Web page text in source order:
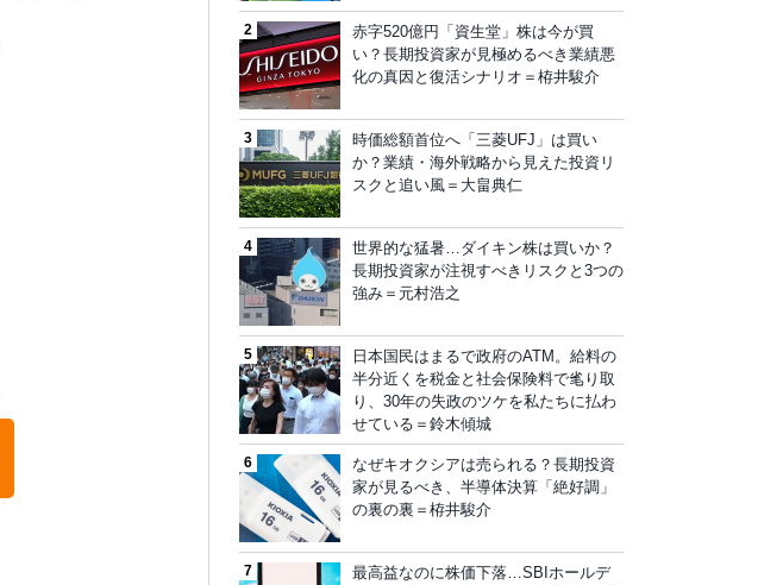
赤字520億円「資生堂」株は今が買
い？長期投資家が見極めるべき業績悪
化の真因と復活シナリオ＝栫井駿介
時価総額首位へ「三菱UFJ」は買い
か？業績・海外戦略から見えた投資リ
スクと追い風＝大畠典仁
世界的な猛暑…ダイキン株は買いか？
長期投資家が注視すべきリスクと3つの
強み＝元村浩之
日本国民はまるで政府のATM。給料の
半分近くを税金と社会保険料で毟り取
り、30年の失政のツケを私たちに払わ
せている＝鈴木傾城
なぜキオクシアは売られる？長期投資
家が見るべき、半導体決算「絶好調」
の裏の裏＝栫井駿介
最高益なのに株価下落…SBIホールデ